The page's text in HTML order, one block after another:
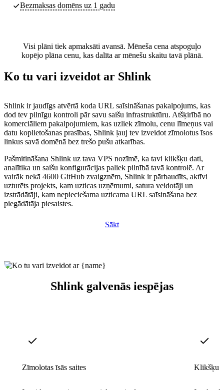
Bezmaksas domēns uz 1 gadu
Visi plāni tiek apmaksāti avansā. Mēneša cena atspoguļo
kopējo plāna cenu, kas dalīta ar mēnešu skaitu tavā plānā.
Ko tu vari izveidot ar Shlink
Shlink ir jaudīgs atvērtā koda URL saīsināšanas pakalpojums, kas
dod tev pilnīgu kontroli pār savu saišu infrastruktūru. Atšķirībā no
komerciāliem pakalpojumiem, kas uzliek zīmolu, cenu līmeņus vai
datu koplietošanas prasības, Shlink ļauj tev izveidot zīmolotus īsos
linkus savā domēnā bez trešo pušu atkarības.
Pašmitināšana Shlink uz tava VPS nozīmē, ka tavi klikšķu dati,
analītika un saišu konfigurācijas paliek pilnībā tavā kontrolē. Ar
vairāk nekā 4600 GitHub zvaigznēm, Shlink ir pārbaudīts, aktīvi
uzturēts projekts, kam uzticas uzņēmumi, satura veidotāji un
izstrādātāji, kam nepieciešama uzticama URL saīsināšana bez
piegādātāja piesaistes.
Sākt
Shlink galvenās iespējas
Zīmolotas īsās saites Klikšķu